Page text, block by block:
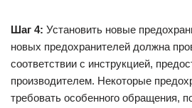
Шаг 4: Установить новые
новых предохранителей должна
соответствии с инструкцией,
производителем. Некоторые
требовать особенного обращения,